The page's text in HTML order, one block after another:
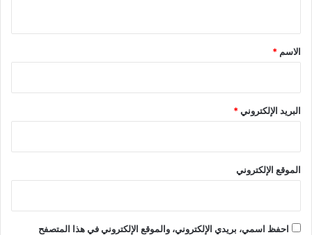
*
الاسم *
البريد الإلكتروني*
الموقع الإلكتروني
احفظ اسمي، بريدي الإلكتروني، والموقع الإلكتروني في هذا المتصفح